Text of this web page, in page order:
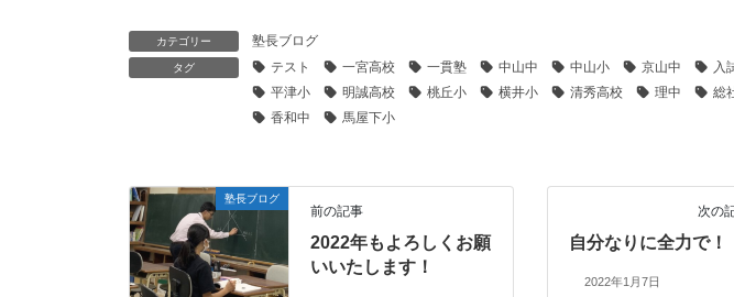
カテゴリー 塾長ブログ
タグ テスト 一宮高校 一貫塾 中山中 中山小 京山中 入
平津小
明誠高校 桃丘小 横井小 清秀高校 理中 総
香和中
馬屋下小
塾長ブログ
前の記事
2022年もよろしくお願
いいたします！
次の
自分なりに全力で！
2022年1月7日